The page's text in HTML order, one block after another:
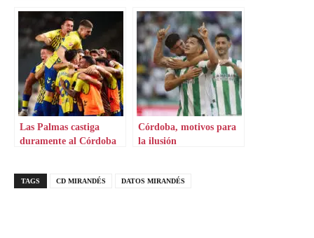
Las Palmas castiga
duramente al Córdoba
Córdoba, motivos para
la ilusión
TAGS CD MIRANDÉS DATOS MIRANDÉS